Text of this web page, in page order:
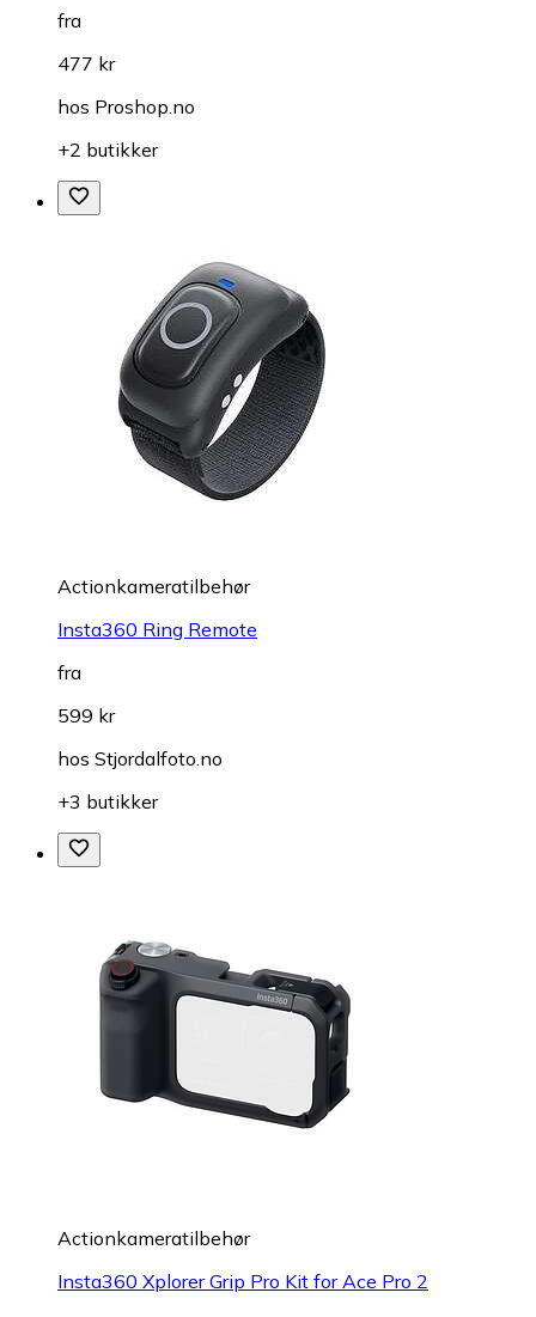
fra
477 kr
hos Proshop.no
+2 butikker
Actionkameratilbehør
Insta360 Ring Remote
fra
599 kr
hos Stjordalfoto.no
+3 butikker
Actionkameratilbehør
Insta360 Xplorer Grip Pro Kit for Ace Pro 2